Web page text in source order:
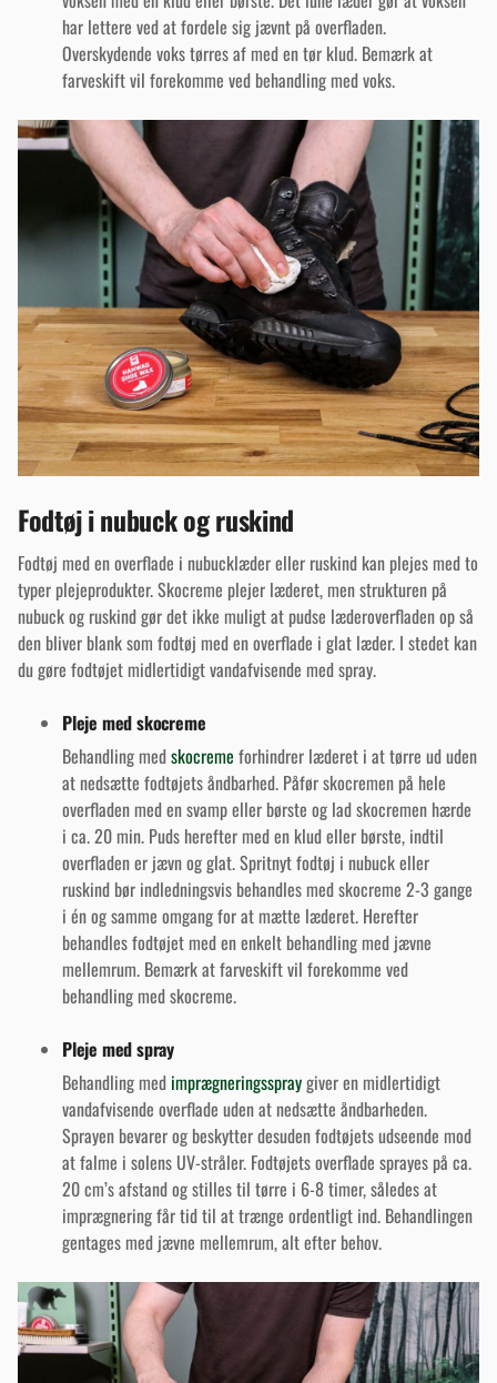
har lettere ved at fordele sig jævnt på overfladen.
Overskydende voks tørres af med en tør klud. Bemærk at
farveskift vil forekomme ved behandling med voks.
Fodtøj i nubuck og ruskind
Fodtøj med en overflade i nubucklæder eller ruskind kan plejes med to
typer plejeprodukter. Skocreme plejer læderet, men strukturen på
nubuck og ruskind gør det ikke muligt at pudse læderoverfladen op så
den bliver blank som fodtøj med en overflade i glat læder. I stedet kan
du gøre fodtøjet midlertidigt vandafvisende med spray.
Pleje med skocreme
Behandling medskocreme forhindrer læderet i at tørre ud uden
at nedsætte fodtøjets åndbarhed. Påfør skocremen på hele
overfladen med en svamp eller børste og lad skocremen hærde
i ca. 20 min. Puds herefter med en klud eller børste, indtil
overfladen er jævn og glat. Spritnyt fodtøj i nubuck eller
ruskind bør indledningsvis behandles med skocreme 2-3 gange
i én og samme omgang for at mætte læderet. Herefter
behandles fodtøjet med en enkelt behandling med jævne
mellemrum. Bemærk at farveskift vil forekomme ved
behandling med skocreme.
Pleje med spray
Behandling med imprægneringsspraygiver en midlertidigt
vandafvisende overflade uden at nedsætte åndbarheden.
Sprayen bevarer og beskytter desuden fodtøjets udseende mod
at falme i solens UV-stråler. Fodtøjets overflade sprayes på ca.
20 cm’s afstand og stilles til tørre i 6-8 timer, således at
imprægnering får tid til at trænge ordentligt ind. Behandlingen
gentages med jævne mellemrum, alt efter behov.